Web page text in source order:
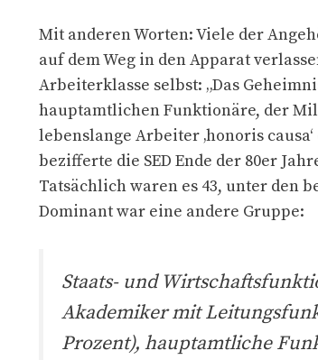
Mit anderen Worten: Viele der
auf dem Weg in den Apparat
Arbeiterklasse selbst: „Das
hauptamtlichen Funktionäre, der
lebenslange Arbeiter ‚honoris
bezifferte die SED Ende der 80er
Tatsächlich waren es 43, unter den
Dominant war eine andere Gruppe:
Staats- und
Akademiker mit
Prozent), hauptamtliche